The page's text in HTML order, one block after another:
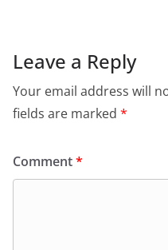
Leave a Reply
Your email address will
fields are marked *
Comment*